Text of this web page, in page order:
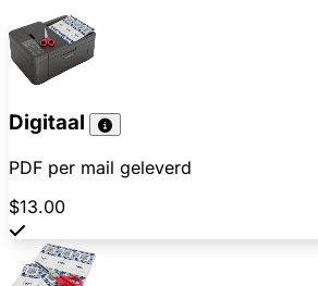
Digitaal
PDF per mail geleverd
$13.00